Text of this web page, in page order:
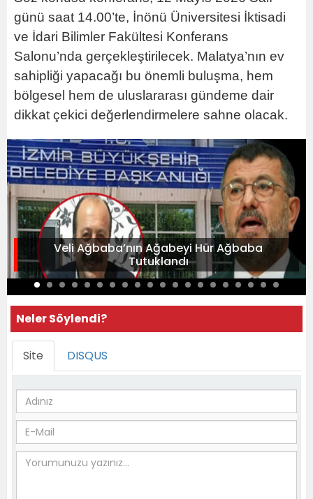
günü saat 14.00’te, İnönü Üniversitesi İktisadi
ve İdari Bilimler Fakültesi Konferans
Salonu’nda gerçekleştirilecek. Malatya’nın ev
sahipliği yapacağı bu önemli buluşma, hem
bölgesel hem de uluslararası gündeme dair
dikkat çekici değerlendirmelere sahne olacak.
Veli Ağbaba’nın Ağabeyi Hür Ağbaba
Tutuklandı
Neler Söylendi?
Site DISQUS